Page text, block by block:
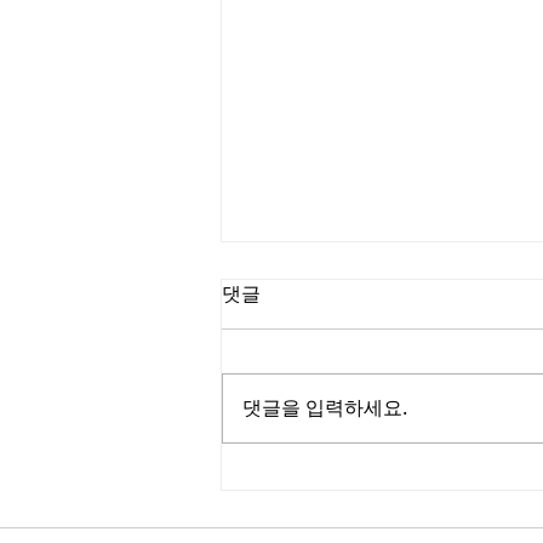
댓글
댓글을 입력하세요.